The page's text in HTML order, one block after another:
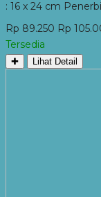
: 16 x 24 cm
Rp 89.250 Rp
Tersedia
✚ Lihat Detail